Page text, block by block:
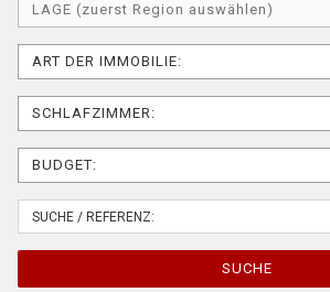
LAGE (zuerst Region auswählen)
ART DER IMMOBILIE:
SCHLAFZIMMER:
BUDGET:
SUCHE